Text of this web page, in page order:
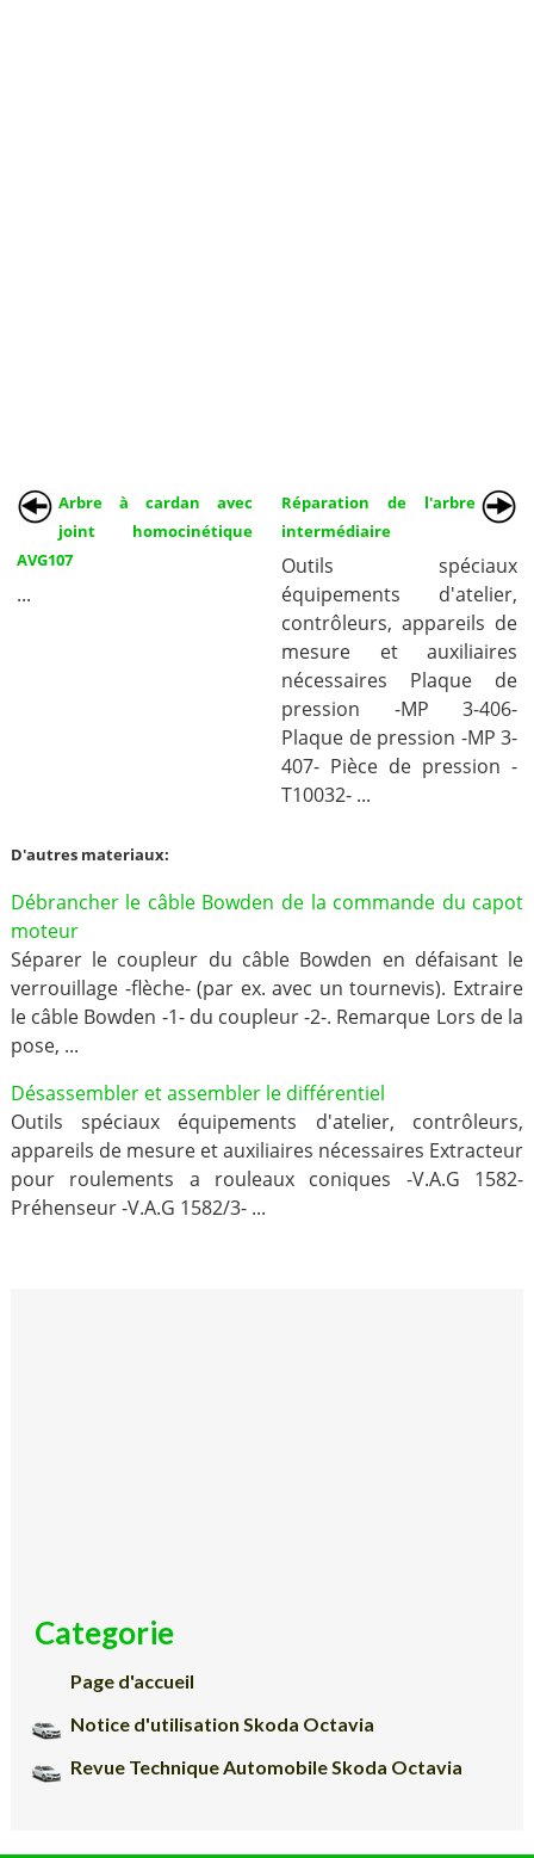
Arbre à cardan avec
joint homocinétique
AVG107
...
Réparation de l'arbre
intermédiaire
Outils spéciaux
équipements d'atelier,
contrôleurs, appareils de
mesure et auxiliaires
nécessaires Plaque de
pression -MP 3-406-
Plaque de pression -MP 3-
407- Pièce de pression -
T10032- ...
D'autres materiaux:
Débrancher le câble Bowden de la commande du capot
moteur
Séparer le coupleur du câble Bowden en défaisant le
verrouillage -flèche- (par ex. avec un tournevis). Extraire
le câble Bowden -1- du coupleur -2-. Remarque Lors de la
pose, ...
Désassembler et assembler le différentiel
Outils spéciaux équipements d'atelier, contrôleurs,
appareils de mesure et auxiliaires nécessaires Extracteur
pour roulements a rouleaux coniques -V.A.G 1582-
Préhenseur -V.A.G 1582/3- ...
Categorie
Page d'accueil
Notice d'utilisation Skoda Octavia
Revue Technique Automobile Skoda Octavia